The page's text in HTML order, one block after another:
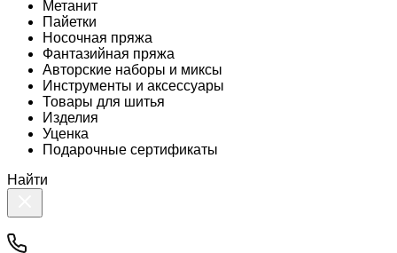
Метанит
Пайетки
Носочная пряжа
Фантазийная пряжа
Авторские наборы и миксы
Инструменты и аксессуары
Товары для шитья
Изделия
Уценка
Подарочные сертификаты
Найти